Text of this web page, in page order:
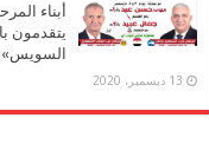
أبناء
يتقدمون
السويس»
13 ديسمبر، 2020